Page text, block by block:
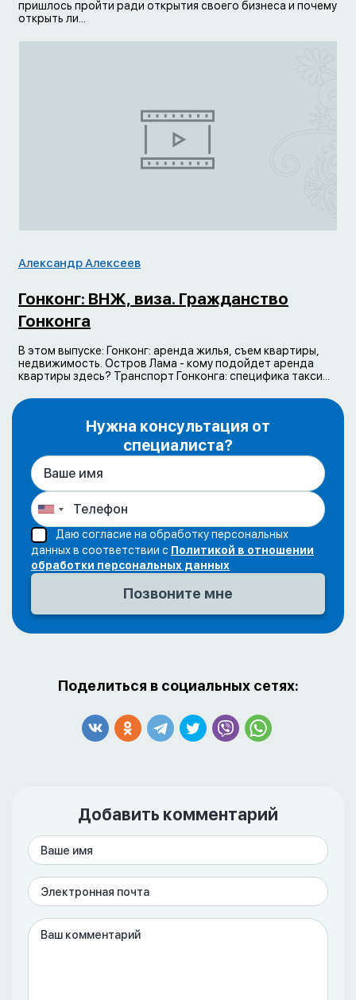
пришлось пройти ради открытия своего бизнеса и почему
открыть ли...
Александр Алексеев
Гонконг: ВНЖ, виза. Гражданство
Гонконга
В этом выпуске: Гонконг: аренда жилья, съем квартиры,
недвижимость. Остров Лама - кому подойдет аренда
квартиры здесь? Транспорт Гонконга: специфика такси...
Нужна консультация от
специалиста?
Даю согласие на обработку персональных
данных в соответствии с Политикой в отношении
обработки персональных данных
Поделиться в социальных сетях:
Добавить комментарий